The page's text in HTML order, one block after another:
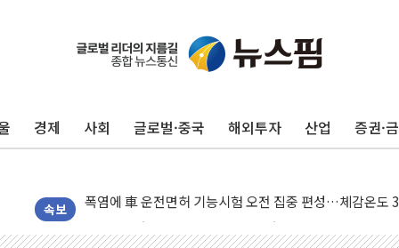
경제 사회 글로벌·중국 해외투자 산업 증권·
속보
청양 밭에서 일하던 90대 숨져…온열질환 여부 조사
李대통령, 'ISA·주가누르기 방지법' 전면 재검토 지시
'호우 특보' 경북 울진 시간당 20~30mm 강한 비...가뭄